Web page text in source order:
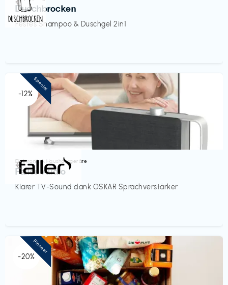
Duschbrocken
Festes Shampoo & Duschgel 2in1
-12%
Elektronik & Haushaltsgeräte
Faller Audio
Klarer TV-Sound dank OSKAR Sprachverstärker
€‎
Special
-20%
Pioneer